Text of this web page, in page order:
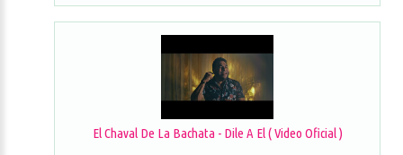
El Chaval De La Bachata - Dile A El ( Video Oficial )